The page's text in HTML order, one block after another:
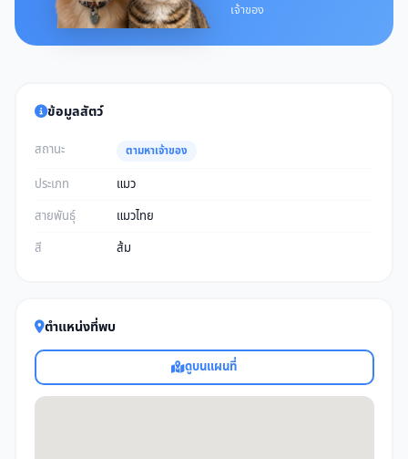
เจ้าของ
ข้อมูลสัตว์
สถานะ ตามหาเจ้าของ
ประเภท
แมว
สายพันธุ์
แมวไทย
สี
ส้ม
ตำแหน่งที่พบ
ดูบนแผนที่